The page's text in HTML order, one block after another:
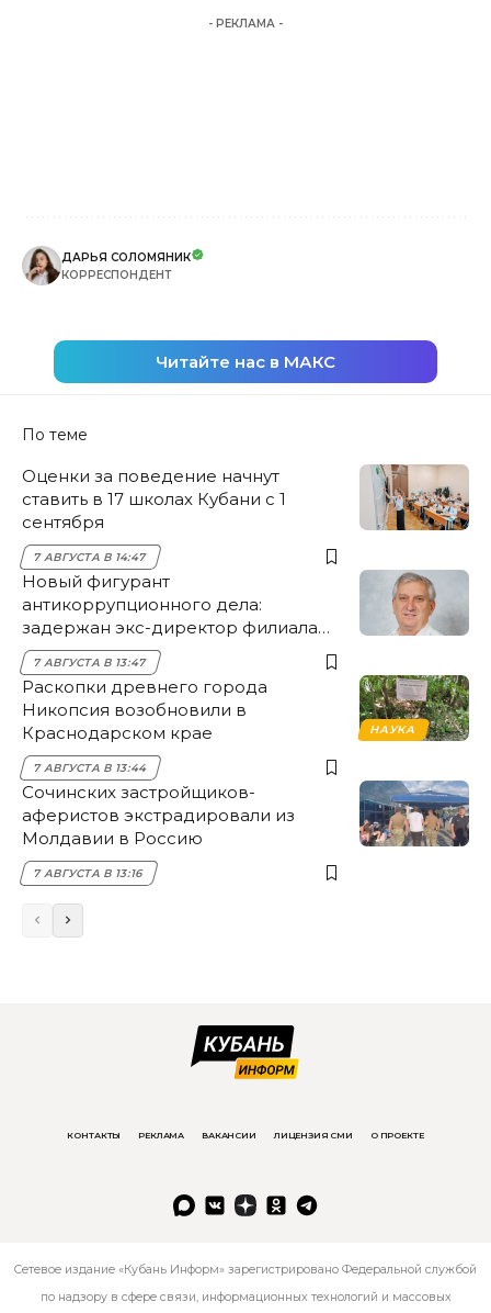
- РЕКЛАМА -
ДАРЬЯ СОЛОМЯНИК
КОРРЕСПОНДЕНТ
Читайте нас в МАКС
По теме
Оценки за поведение начнут
ставить в 17 школах Кубани с 1
сентября
7 АВГУСТА В 14:47
Новый фигурант
антикоррупционного дела:
задержан экс-директор филиала
НЭСК Крымска
7 АВГУСТА В 13:47
НАУКА
Раскопки древнего города
Никопсия возобновили в
Краснодарском крае
7 АВГУСТА В 13:44
Сочинских застройщиков-
аферистов экстрадировали из
Молдавии в Россию
7 АВГУСТА В 13:16
КОНТАКТЫ РЕКЛАМА ВАКАНСИИ ЛИЦЕНЗИЯ СМИ О ПРОЕКТЕ
Сетевое издание «Кубань Информ» зарегистрировано Федеральной службой
по надзору в сфере связи, информационных технологий и массовых